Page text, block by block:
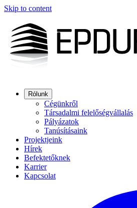
Skip to content
Rólunk
Cégünkről
Társadalmi felelőségvállalás
Pályázatok
Tanúsításaink
Projektjeink
Hírek
Befektetőknek
Karrier
Kapcsolat